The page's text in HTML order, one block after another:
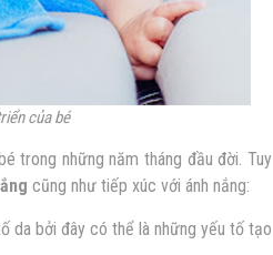
của bé
trong những năm tháng đầu đời. Tuy
cũng như tiếp xúc với ánh nắng:
da bởi đây có thể là những yếu tố tạo